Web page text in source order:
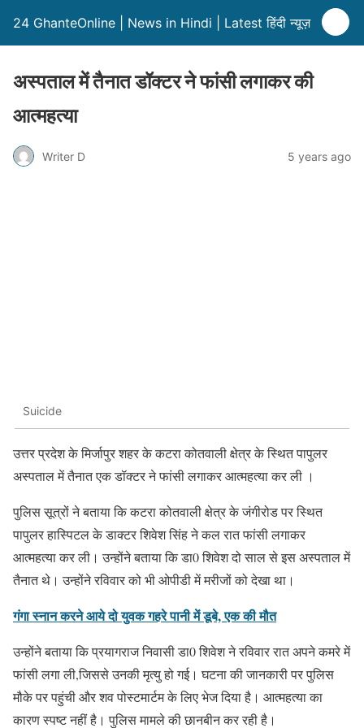
24 GhanteOnline | News in Hindi | Latest हिंदी न्यूज़
अस्पताल में तैनात डॉक्टर ने फांसी लगाकर की
आत्महत्या
Writer D 5 years ago
Suicide
उत्तर प्रदेश के मिर्जापुर शहर के कटरा कोतवाली क्षेत्र के स्थित पापुलर
अस्पताल में तैनात एक डॉक्टर ने फांसी लगाकर आत्महत्या कर ली ।
पुलिस सूत्रों ने बताया कि कटरा कोतवाली क्षेत्र के जंगीरोड पर स्थित
पापुलर हास्पिटल के डाक्टर शिवेश सिंह ने कल रात फांसी लगाकर
आत्महत्या कर ली। उन्होंने बताया कि डा0 शिवेश दो साल से इस अस्पताल में
तैनात थे। उन्होंने रविवार को भी ओपीडी में मरीजों को देखा था।
गंगा स्नान करने आये दो युवक गहरे पानी में डूबे, एक की मौत
उन्होंने बताया कि प्रयागराज निवासी डा0 शिवेश ने रविवार रात अपने कमरे में
फांसी लगा ली,जिससे उनकी मृत्यु हो गई। घटना की जानकारी पर पुलिस
मौके पर पहुंची और शव पोस्टमार्टम के लिए भेज दिया है। आत्महत्या का
कारण स्पष्ट नहीं है। पुलिस मामले की छानबीन कर रही है।